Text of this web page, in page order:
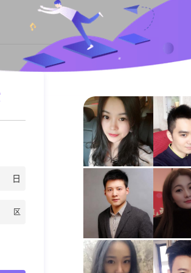
打招呼
喜欢唱歌跳舞，喜欢宅在家里，喜欢看电视，我想找一
打招呼
日
区